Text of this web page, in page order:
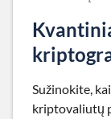
Sužinokite,
kriptovaliutų